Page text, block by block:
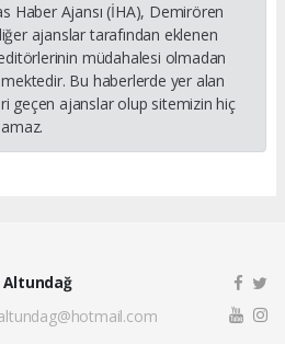
Haber Ajansı (İHA), Demirören
ajanslar tarafından eklenen
müdahalesi olmadan
Bu haberlerde yer alan
geçen ajanslar olup sitemizin hiç
Altundağ